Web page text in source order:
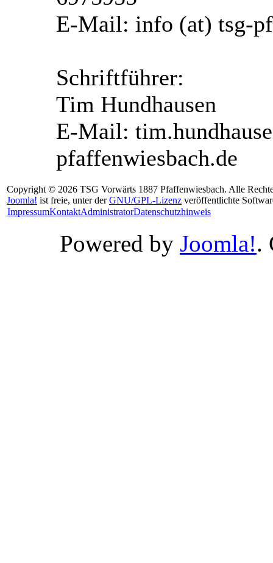
E-Mail: info (at) tsg-
Schriftführer:
Tim Hundhausen
E-Mail:
pfaffenwiesbach.de
Copyright © 2026 TSG Vorwärts 1887 Pfaffenwiesbach. Alle
Joomla! ist freie, unter derGNU/GPL-Lizenz veröffentlichte
ImpressumKontaktAdministratorDatenschutzhinweis
Powered by Joomla!.